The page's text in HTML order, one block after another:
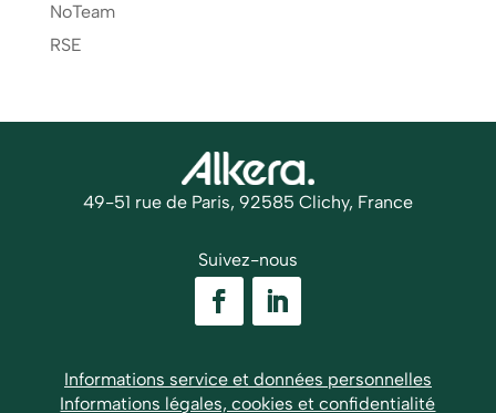
NoTeam
RSE
49-51 rue de Paris, 92585 Clichy, France
Suivez-nous
Informations service et données personnelles
Informations légales, cookies et confidentialité